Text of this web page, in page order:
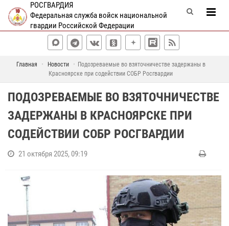
РОСГВАРДИЯ
Федеральная служба войск национальной
гвардии Российской Федерации
Главная Новости
Подозреваемые во взяточничестве задержаны в
Красноярске при содействии СОБР Росгвардии
ПОДОЗРЕВАЕМЫЕ ВО ВЗЯТОЧНИЧЕСТВЕ
ЗАДЕРЖАНЫ В КРАСНОЯРСКЕ ПРИ
СОДЕЙСТВИИ СОБР РОСГВАРДИИ
21 октября 2025, 09:19